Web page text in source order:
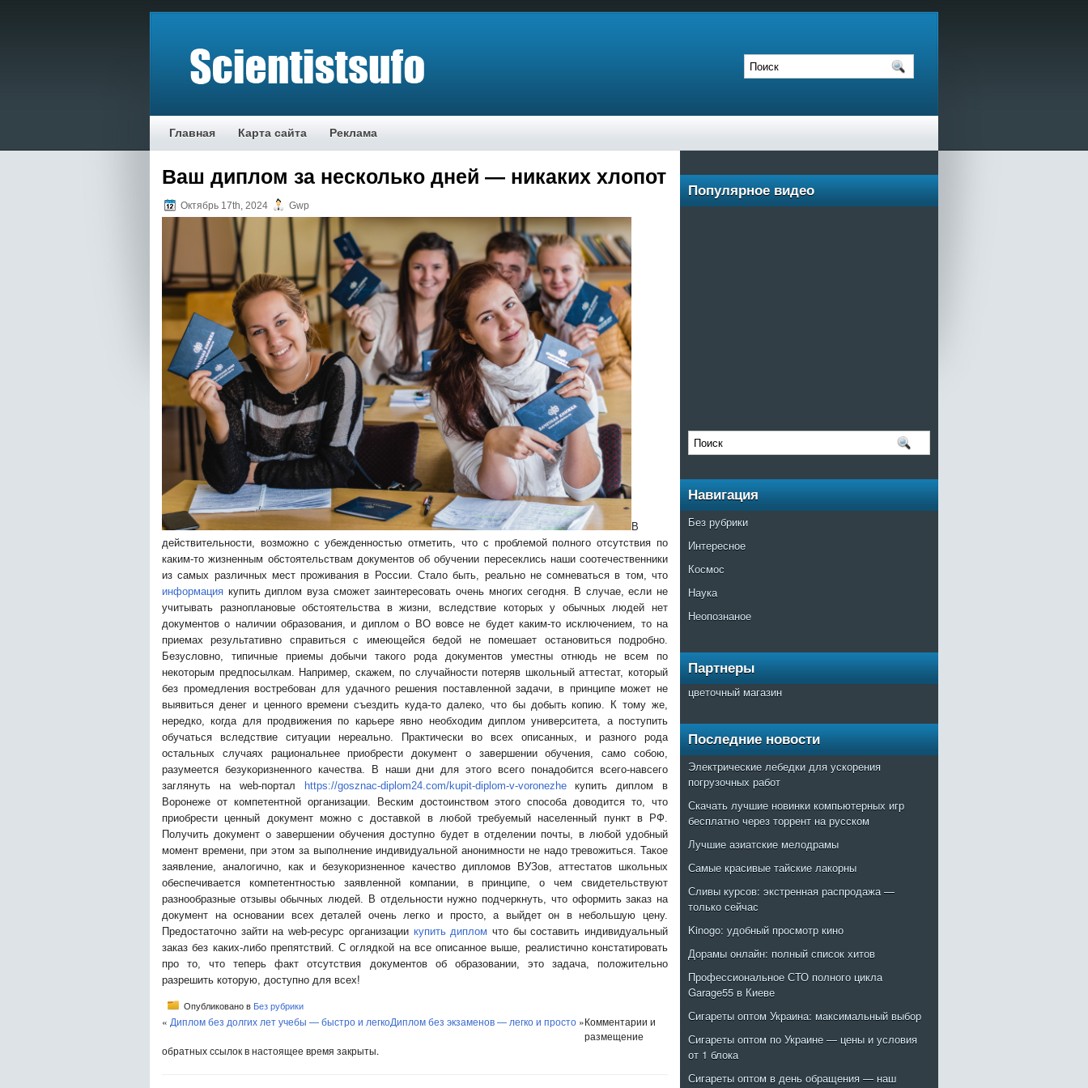
Главная Карта сайта Реклама
Ваш диплом за несколько дней — никаких хлопот
Октябрь 17th, 2024 Gwp
В
действительности, возможно с убежденностью отметить, что с проблемой полного отсутствия по
каким-то жизненным обстоятельствам документов об обучении пересеклись наши соотечественники
из самых различных мест проживания в России. Стало быть, реально не сомневаться в том, что
информация купить диплом вуза сможет заинтересовать очень многих сегодня. В случае, если не
учитывать разноплановые обстоятельства в жизни, вследствие которых у обычных людей нет
документов о наличии образования, и диплом о ВО вовсе не будет каким-то исключением, то на
приемах результативно справиться с имеющейся бедой не помешает остановиться подробно.
Безусловно, типичные приемы добычи такого рода документов уместны отнюдь не всем по
некоторым предпосылкам. Например, скажем, по случайности потеряв школьный аттестат, который
без промедления востребован для удачного решения поставленной задачи, в принципе может не
выявиться денег и ценного времени съездить куда-то далеко, что бы добыть копию. К тому же,
нередко, когда для продвижения по карьере явно необходим диплом университета, а поступить
обучаться вследствие ситуации нереально. Практически во всех описанных, и разного рода
остальных случаях рациональнее приобрести документ о завершении обучения, само собою,
разумеется безукоризненного качества. В наши дни для этого всего понадобится всего-навсего
заглянуть на web-портал https://gosznac-diplom24.com/kupit-diplom-v-voronezheкупить диплом в
Воронеже от компетентной организации. Веским достоинством этого способа доводится то, что
приобрести ценный документ можно с доставкой в любой требуемый населенный пункт в РФ.
Получить документ о завершении обучения доступно будет в отделении почты, в любой удобный
момент времени, при этом за выполнение индивидуальной анонимности не надо тревожиться. Такое
заявление, аналогично, как и безукоризненное качество дипломов ВУЗов, аттестатов школьных
обеспечивается компетентностью заявленной компании, в принципе, о чем свидетельствуют
разнообразные отзывы обычных людей. В отдельности нужно подчеркнуть, что оформить заказ на
документ на основании всех деталей очень легко и просто, а выйдет он в небольшую цену.
Предостаточно зайти на web-ресурс организации купить диплом что бы составить индивидуальный
заказ без каких-либо препятствий. С оглядкой на все описанное выше, реалистично констатировать
про то, что теперь факт отсутствия документов об образовании, это задача, положительно
разрешить которую, доступно для всех!
Опубликовано в Без рубрики
« Диплом без долгих лет учебы — быстро и легкоДиплом без экзаменов — легко и просто »Комментарии и
размещение
обратных ссылок в настоящее время закрыты.
Популярное видео
Навигация
Без рубрики
Интересное
Космос
Наука
Неопознаное
Партнеры
цветочный магазин
Последние новости
Электрические лебедки для ускорения
погрузочных работ
Скачать лучшие новинки компьютерных игр
бесплатно через торрент на русском
Лучшие азиатские мелодрамы
Самые красивые тайские лакорны
Сливы курсов: экстренная распродажа —
только сейчас
Kinogo: удобный просмотр кино
Дорамы онлайн: полный список хитов
Профессиональное СТО полного цикла
Garage55 в Киеве
Сигареты оптом Украина: максимальный выбор
Сигареты оптом по Украине — цены и условия
от 1 блока
Сигареты оптом в день обращения — наш